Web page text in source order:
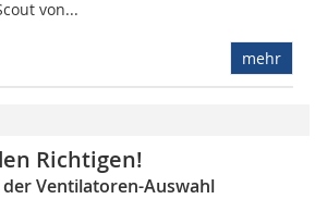
von...
mehr
Richtigen!
Ventilatoren-Auswahl